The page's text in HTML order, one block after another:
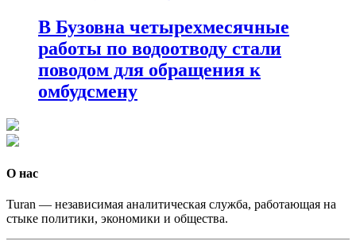
В Бузовна четырехмесячные
работы по водоотводу стали
поводом для обращения к
омбудсмену
О нас
Turan — независимая аналитическая служба, работающая на
стыке политики, экономики и общества.